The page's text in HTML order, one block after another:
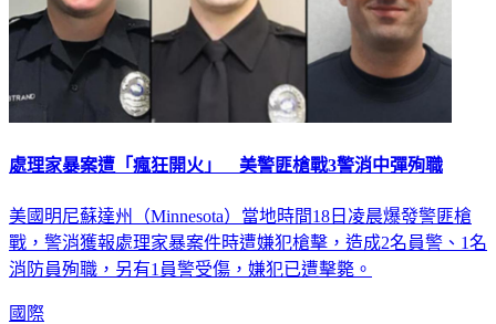
處理家暴案遭「瘋狂開火」 美警匪槍戰3警消中彈殉職
美國明尼蘇達州（Minnesota）當地時間18日凌晨爆發警匪槍
戰，警消獲報處理家暴案件時遭嫌犯槍擊，造成2名員警、1名
消防員殉職，另有1員警受傷，嫌犯已遭擊斃。
國際